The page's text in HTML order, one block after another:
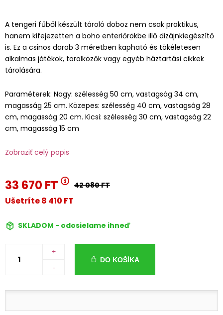
A tengeri fűből készült tároló doboz nem csak praktikus,
hanem kifejezetten a boho enteriőrökbe illő dizájnkiegészítő
is. Ez a csinos darab 3 méretben kapható és tökéletesen
alkalmas játékok, törölközők vagy egyéb háztartási cikkek
tárolására.
Paraméterek: Nagy: szélesség 50 cm, vastagság 34 cm,
magasság 25 cm. Közepes: szélesség 40 cm, vastagság 28
cm, magasság 20 cm. Kicsi: szélesség 30 cm, vastagság 22
cm, magasság 15 cm
Zobraziť celý popis
33 670 FT 42 080 FT
Ušetríte 8 410 FT
SKLADOM - odosielame ihneď
+
-
DO KOŠÍKA